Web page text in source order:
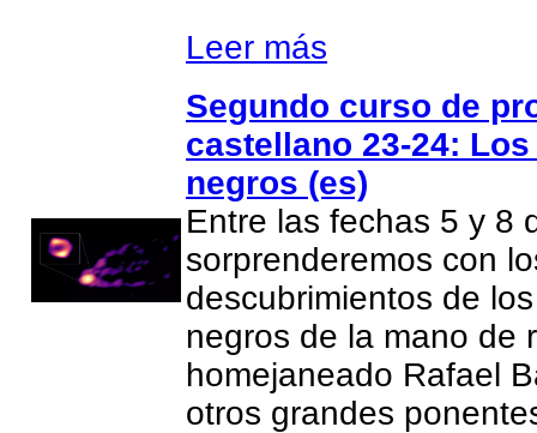
Leer más
Segundo curso de
castellano 23-24:
negros (es)
Entre las fechas 5 y 8
sorprenderemos con
descubrimientos de
negros de la mano de
homejaneado Rafael
otros grandes